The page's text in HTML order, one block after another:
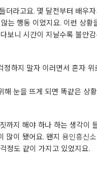
라고요. 몇 달전부터 배우
행동 이었지요. 이런 상
니 시간이 지날수록 불안
하지 말자 이러면서 혼자
눈을 뜨게 되면 똑같은 상
지 해야 하나 하는 생각이
많이 됐어요. 왠지 용인흥신소
정도 같이 가지고 있었지요.